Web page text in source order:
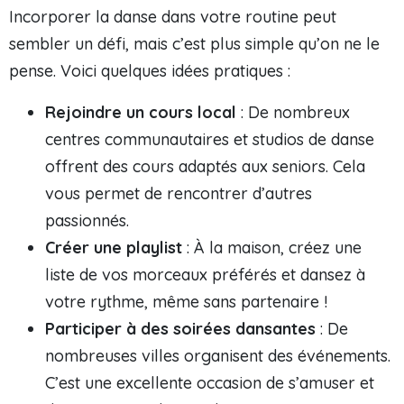
Incorporer la danse dans votre routine peut
sembler un défi, mais c’est plus simple qu’on ne le
pense. Voici quelques idées pratiques :
Rejoindre un cours local : De nombreux
centres communautaires et studios de danse
offrent des cours adaptés aux seniors. Cela
vous permet de rencontrer d’autres
passionnés.
Créer une playlist : À la maison, créez une
liste de vos morceaux préférés et dansez à
votre rythme, même sans partenaire !
Participer à des soirées dansantes : De
nombreuses villes organisent des événements.
C’est une excellente occasion de s’amuser et